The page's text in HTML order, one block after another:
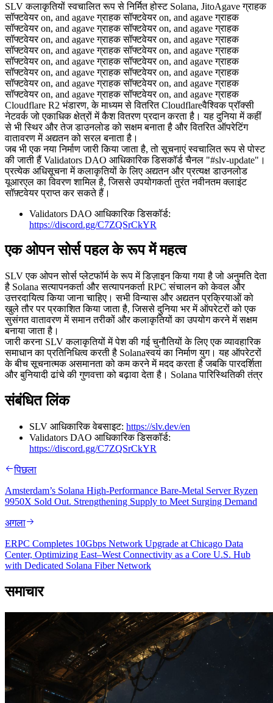
SLV कलाकृतियों स्वचालित रूप से निर्मित होस्ट Solana, JitoAgave ग्राहक
सॉफ्टवेयर on, and agave ग्राहक सॉफ्टवेयर on, and agave ग्राहक
सॉफ्टवेयर on, and agave ग्राहक सॉफ्टवेयर on, and agave ग्राहक
सॉफ्टवेयर on, and agave ग्राहक सॉफ्टवेयर on, and agave ग्राहक
सॉफ्टवेयर on, and agave ग्राहक सॉफ्टवेयर on, and agave ग्राहक
सॉफ्टवेयर on, and agave ग्राहक सॉफ्टवेयर on, and agave ग्राहक
सॉफ्टवेयर on, and agave ग्राहक सॉफ्टवेयर on, and agave ग्राहक
सॉफ्टवेयर on, and agave ग्राहक सॉफ्टवेयर on, and agave ग्राहक
सॉफ्टवेयर on, and agave ग्राहक सॉफ्टवेयर on, and agave ग्राहक
Cloudflare R2 भंडारण, के माध्यम से वितरित Cloudflareवैश्विक प्रॉक्सी
नेटवर्क जो एकाधिक क्षेत्रों में कैश वितरण प्रदान करता है। यह दुनिया में कहीं
से भी स्थिर और तेज डाउनलोड को सक्षम बनाता है और वितरित ऑपरेटिंग
वातावरण में अद्यतन को सरल बनाता है।
जब भी एक नया निर्माण जारी किया जाता है, तो सूचनाएं स्वचालित रूप से पोस्ट
की जाती हैं Validators DAO आधिकारिक डिसकॉर्ड चैनल "#slv-update"।
प्रत्येक अधिसूचना में कलाकृतियों के लिए अद्यतन और प्रत्यक्ष डाउनलोड
यूआरएल का विवरण शामिल है, जिससे उपयोगकर्ता तुरंत नवीनतम क्लाइंट
सॉफ़्टवेयर प्राप्त कर सकते हैं।
Validators DAO आधिकारिक डिसकॉर्ड:
https://discord.gg/C7ZQSrCkYR
एक ओपन सोर्स पहल के रूप में महत्व
SLV एक ओपन सोर्स प्लेटफॉर्म के रूप में डिज़ाइन किया गया है जो अनुमति देता
है Solana सत्यापनकर्ता और सत्यापनकर्ता RPC संचालन को केवल और
उत्तरदायित्व किया जाना चाहिए। सभी विन्यास और अद्यतन प्रक्रियाओं को
खुले तौर पर प्रकाशित किया जाता है, जिससे दुनिया भर में ऑपरेटरों को एक
सुसंगत वातावरण में समान तरीकों और कलाकृतियों का उपयोग करने में सक्षम
बनाया जाता है।
जारी करना SLV कलाकृतियों में पेश की गई चुनौतियों के लिए एक व्यावहारिक
समाधान का प्रतिनिधित्व करती है Solanaस्वयं का निर्माण युग। यह ऑपरेटरों
के बीच सूचनात्मक असमानता को कम करने में मदद करता है जबकि पारदर्शिता
और बुनियादी ढांचे की गुणवत्ता को बढ़ावा देता है। Solana पारिस्थितिकी तंत्र
संबंधित लिंक
SLV आधिकारिक वेबसाइट: https://slv.dev/en
Validators DAO आधिकारिक डिसकॉर्ड:
https://discord.gg/C7ZQSrCkYR
पिछला
Amsterdam’s Solana High-Performance Bare-Metal Server Ryzen
9950X Sold Out. Strengthening Supply to Meet Surging Demand
अगला
ERPC Completes 10Gbps Network Upgrade at Chicago Data
Center, Optimizing East–West Connectivity as a Core U.S. Hub
with Dedicated Solana Fiber Network
समाचार